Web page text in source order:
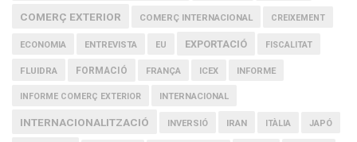
COMERÇ EXTERIOR COMERÇ INTERNACIONAL CREIXEMENT
ECONOMIA ENTREVISTA EU EXPORTACIÓ FISCALITAT
FLUIDRA FORMACIÓ FRANÇA ICEX INFORME
INFORME COMERÇ EXTERIOR INTERNACIONAL
INTERNACIONALITZACIÓ INVERSIÓ IRAN ITÀLIA JAPÓ